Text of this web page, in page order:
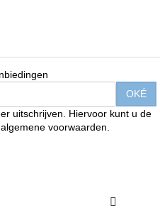
uitschrijven. Hiervoor kunt u de
voorwaarden.
